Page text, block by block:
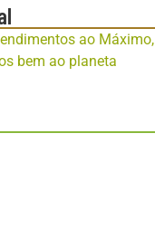
ao Máximo,
bem ao planeta